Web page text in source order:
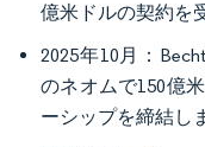
億米ドルの契約を
2025年10月：
のネオムで150億
ーシップを締結し